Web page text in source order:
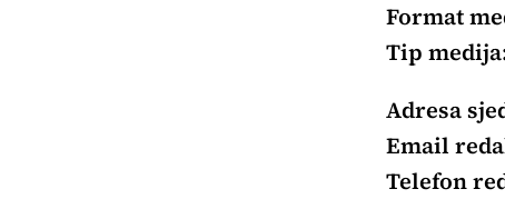
Format
Tip
Adresa
Email
Telefon